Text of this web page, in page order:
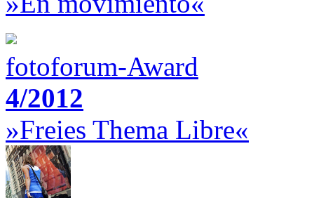
fotoforum-Award
4/2012
»Freies Thema Libre«